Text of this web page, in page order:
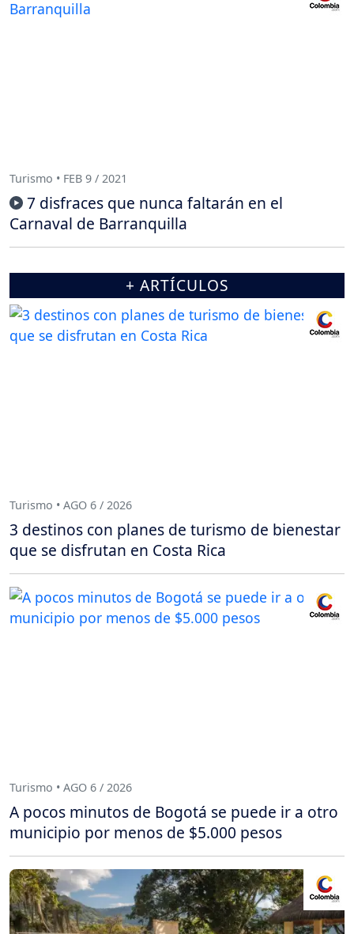
Turismo • FEB 9 / 2021
7 disfraces que nunca faltarán en el
Carnaval de Barranquilla
+ ARTÍCULOS
Turismo • AGO 6 / 2026
3 destinos con planes de turismo de bienestar
que se disfrutan en Costa Rica
Turismo • AGO 6 / 2026
A pocos minutos de Bogotá se puede ir a otro
municipio por menos de $5.000 pesos